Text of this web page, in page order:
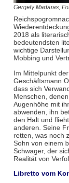
Gergely Madaras,
2018 als
bedeutendsten
wichtige
Mobbing und
Im Mittelpunkt
Geschäftsmann
dass sich
Menschen,
Augenhöhe mit
abwenden, ihn
den Halt und
anderen. Seine
retten, was noch
Sohn von einem
Schwager, der
Realität von
Libretto vom